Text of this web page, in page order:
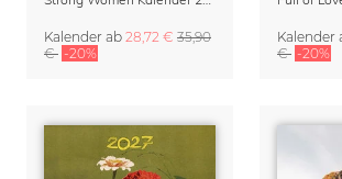
Kalender ab 28,72 € 35,90
€ -20%
Kalender
€ -20%